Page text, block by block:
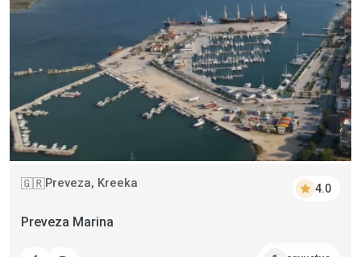
🇬🇷Preveza, Kreeka star 4.0
Preveza Marina